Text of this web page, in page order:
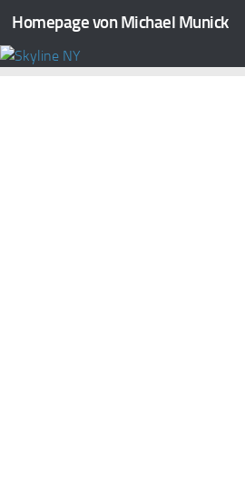
Zum Inhalt springen
Homepage von Michael Munick